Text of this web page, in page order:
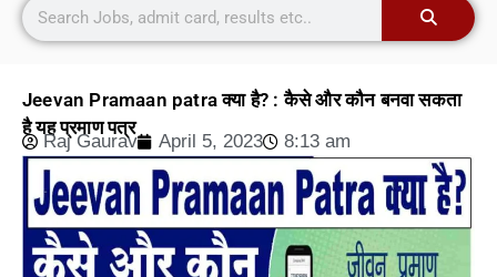
Jeevan Pramaan patra क्या है? : कैसे और कौन बनवा सकता
है यह प्रमाण पत्र
Raj Gaurav April 5, 2023 8:13 am